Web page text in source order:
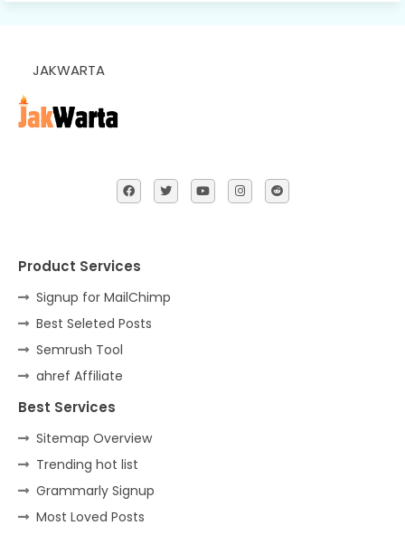
JAKWARTA
Product Services
Signup for MailChimp
Best Seleted Posts
Semrush Tool
ahref Affiliate
Best Services
Sitemap Overview
Trending hot list
Grammarly Signup
Most Loved Posts